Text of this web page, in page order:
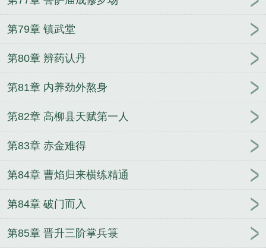
第79章 镇武堂
第80章 辨药认丹
第81章 内养劲外熬身
第82章 高柳县天赋第一人
第83章 赤金难得
第84章 曹焰归来横练精通
第84章 破门而入
第85章 晋升三阶掌兵箓